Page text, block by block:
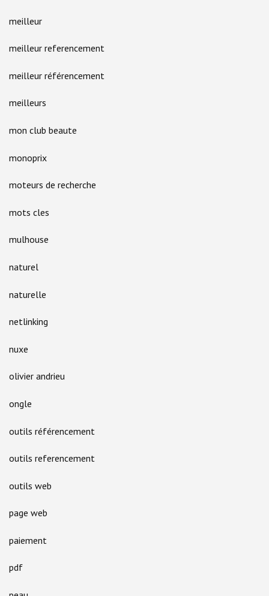
meilleur
meilleur referencement
meilleur référencement
meilleurs
mon club beaute
monoprix
moteurs de recherche
mots cles
mulhouse
naturel
naturelle
netlinking
nuxe
olivier andrieu
ongle
outils référencement
outils referencement
outils web
page web
paiement
pdf